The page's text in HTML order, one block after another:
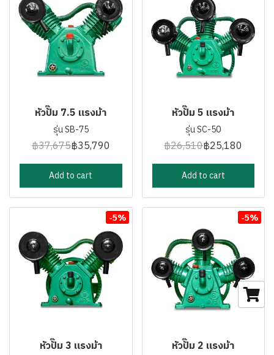
หัวปั๊ม 7.5 แรงม้า
รุ่น SB-75
฿37,675฿35,790
Add to cart
หัวปั๊ม 5 แรงม้า
รุ่น SC-50
฿26,510฿25,180
Add to cart
-5%
หัวปั๊ม 3 แรงม้า
-5%
หัวปั๊ม 2 แรงม้า